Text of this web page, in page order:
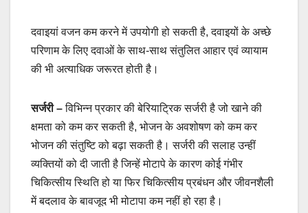
दवाइयां वजन कम करने में उपयोगी हो सकती है, दवाइयों के अच्छे
परिणाम के लिए दवाओं के साथ-साथ संतुलित आहार एवं व्यायाम
की भी अत्याधिक जरूरत होती है।
सर्जरी –विभिन्न प्रकार की बेरियाट्रिक सर्जरी है जो खाने की
क्षमता को कम कर सकती है, भोजन के अवशोषण को कम कर
भोजन की संतुष्टि को बढ़ा सकती है। सर्जरी की सलाह उन्हीं
व्यक्तियों को दी जाती है जिन्हें मोटापे के कारण कोई गंभीर
चिकित्सीय स्थिति हो या फिर चिकित्सीय प्रबंधन और जीवनशैली
में बदलाव के बावजूद भी मोटापा कम नहीं हो रहा है।